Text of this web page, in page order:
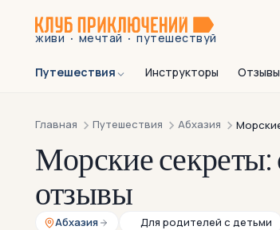
живи · мечтай · путешествуй
Путешествия Инструкторы Отзывы
Главная Путешествия Абхазия
Морские
отзывы
Абхазия Для родителей с детьми